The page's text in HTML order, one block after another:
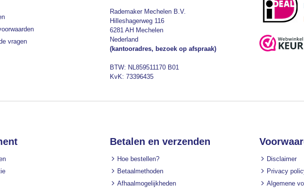
vragen
Rademaker Mechelen B.V.
Hilleshagerweg 116
6281 AH Mechelen
Nederland
(kantooradres, bezoek op afspraak)
BTW: NL859511170 B01
KvK: 73396435
Betalen en verzenden
Hoe bestellen?
Betaalmethoden
Afhaalmogelijkheden
Disclaimer
Privacy
Algemene